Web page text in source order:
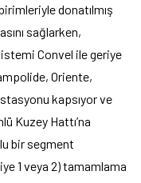
donatılmış
sağlarken,
Convel ile geriye
Oriente,
kapsıyor ve
Kuzey Hattı’na
bir segment
1 veya 2) tamamlama